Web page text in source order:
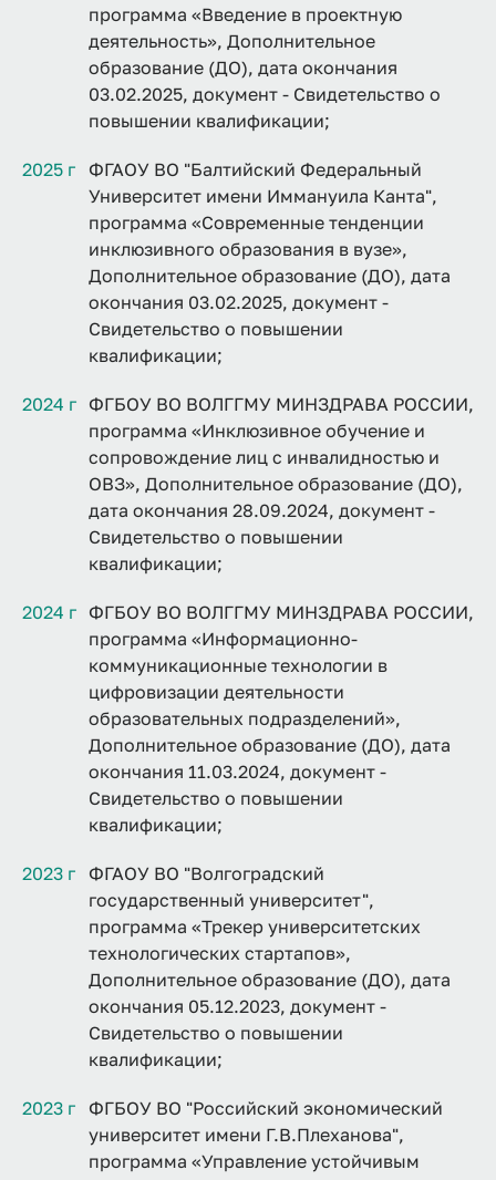
программа «Введение в проектную
деятельность», Дополнительное
образование (ДО), дата окончания
03.02.2025, документ - Свидетельство о
повышении квалификации;
2025 г
ФГАОУ ВО "Балтийский Федеральный
Университет имени Иммануила Канта",
программа «Современные тенденции
инклюзивного образования в вузе»,
Дополнительное образование (ДО), дата
окончания 03.02.2025, документ -
Свидетельство о повышении
квалификации;
2024 г ФГБОУ ВО ВОЛГГМУ МИНЗДРАВА РОССИИ,
программа «Инклюзивное обучение и
сопровождение лиц с инвалидностью и
ОВЗ», Дополнительное образование (ДО),
дата окончания 28.09.2024, документ -
Свидетельство о повышении
квалификации;
2024 г ФГБОУ ВО ВОЛГГМУ МИНЗДРАВА РОССИИ,
программа «Информационно-
коммуникационные технологии в
цифровизации деятельности
образовательных подразделений»,
Дополнительное образование (ДО), дата
окончания 11.03.2024, документ -
Свидетельство о повышении
квалификации;
2023 г
ФГАОУ ВО "Волгоградский
государственный университет",
программа «Трекер университетских
технологических стартапов»,
Дополнительное образование (ДО), дата
окончания 05.12.2023, документ -
Свидетельство о повышении
квалификации;
2023 г
ФГБОУ ВО "Российский экономический
университет имени Г.В.Плеханова",
программа «Управление устойчивым